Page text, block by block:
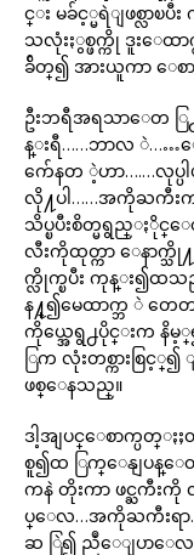
င္း မခ်င့္မရဲျဖစ္လာၿ
သလုံးႏွစ္ဖက္ကို ဒူးေထ
ခ်ိတ္၍ အားယူကာ ေစ
ဦးဘရီအရသာေတ ြ႕
န္းရီ……ဘာလ ဲ……ေ
က်ေနတ ဲ့ဟာ….…လုပ္ပါ
လို႔ပါ……အကိုႀကီး
သိပ္ၿပီးစိတ္မရွည္ႏိုင္
လီးကိုထုတ္ကာ ေနာက္သို
က္လိုက္ၿပီး ကုန္း၍ထ
န႔္၍မေထာက္ဘ ဲ တေတ
ကိုယ္အေရွ႕ပိုင္းက နိမ့္
ြက လုံးတစ္ကားစြင့္
ဖစ္ေနသည္။
ဒါ့အျပင္ေစာက္ပတ္
စူ၍ထ ြက္ေနျပန္ေတ
ကနဲ တိုးကာ ဖင္ႀကီး
ပ္ေလ…အကိုႀကီးရာ
ဆ ြဲ၍ ညဳေျပာေလး